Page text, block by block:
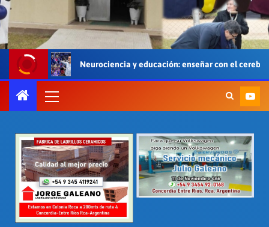
y educación: enseñar con el cerebro, el cuerpo y el corazón